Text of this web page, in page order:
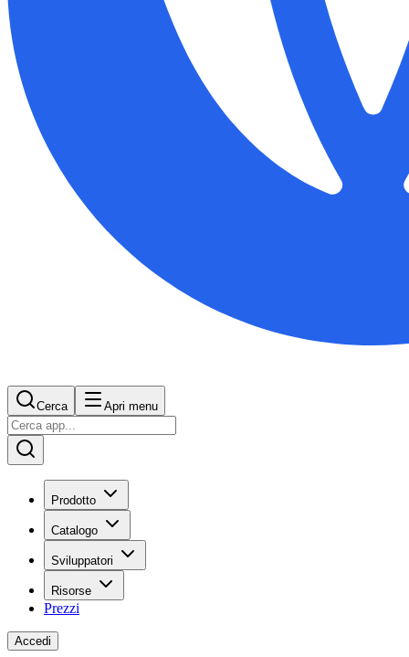
Cerca Apri menu
Prodotto
Catalogo
Sviluppatori
Risorse
Prezzi
Accedi